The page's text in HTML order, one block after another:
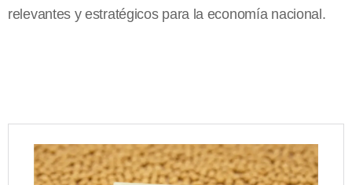
relevantes y estratégicos para la economía nacional.